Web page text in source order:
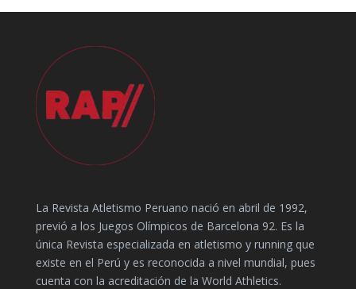
La Revista Atletismo Peruano nació en abril de 1992,
previó a los Juegos Olímpicos de Barcelona 92. Es la
única Revista especializada en atletismo y running que
existe en el Perú y es reconocida a nivel mundial, pues
cuenta con la acreditación de la World Athletics.